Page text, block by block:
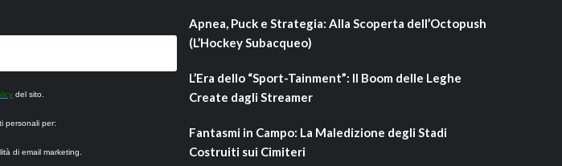
del sito.
personali per:
di email marketing.
Apnea, Puck e Strategia: Alla Scoperta dell’Octopush
(L’Hockey Subacqueo)
L’Era dello “Sport-Tainment”: Il Boom delle Leghe
Create dagli Streamer
Fantasmi in Campo: La Maledizione degli Stadi
Costruiti sui Cimiteri